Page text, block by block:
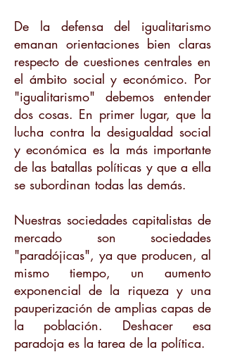
De la defensa del igualitarismo
emanan orientaciones bien claras
respecto de cuestiones centrales en
el ámbito social y económico. Por
"igualitarismo" debemos entender
dos cosas. En primer lugar, que la
lucha contra la desigualdad social
y económica es la más importante
de las batallas políticas y que a ella
se subordinan todas las demás.
Nuestras sociedades capitalistas de
mercado son sociedades
"paradójicas", ya que producen, al
mismo tiempo, un aumento
exponencial de la riqueza y una
pauperización de amplias capas de
la población. Deshacer esa
paradoja es la tarea de la política.